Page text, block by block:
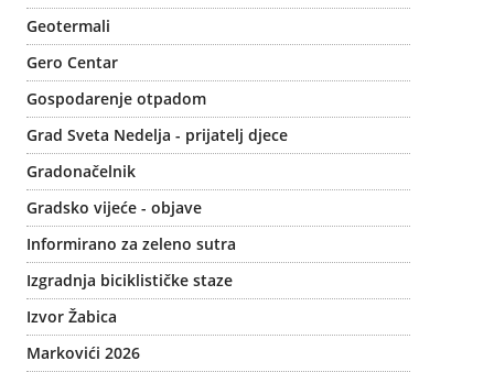
Geotermali
Gero Centar
Gospodarenje otpadom
Grad Sveta Nedelja - prijatelj djece
Gradonačelnik
Gradsko vijeće - objave
Informirano za zeleno sutra
Izgradnja biciklističke staze
Izvor Žabica
Markovići 2026